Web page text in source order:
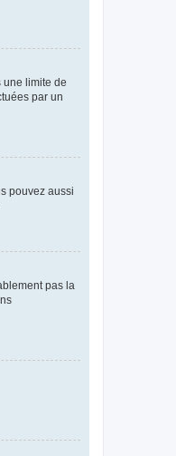
une limite de
par un
pouvez aussi
pas la